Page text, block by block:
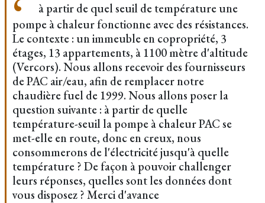
à partir de quel seuil de température une
pompe à chaleur fonctionne avec des résistances.
Le contexte : un immeuble en copropriété, 3
étages, 13 appartements, à 1100 mètre d'altitude
(Vercors). Nous allons recevoir des fournisseurs
de PAC air/eau, afin de remplacer notre
chaudière fuel de 1999. Nous allons poser la
question suivante : à partir de quelle
température-seuil la pompe à chaleur PAC se
met-elle en route, donc en creux, nous
consommerons de l'électricité jusqu'à quelle
température ? De façon à pouvoir challenger
leurs réponses, quelles sont les données dont
vous disposez ? Merci d'avance